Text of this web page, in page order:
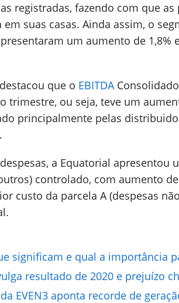
registradas, fazendo com que as
suas casas. Ainda assim, o
um aumento de 1,8%
que o EBITDA
trimestre, ou seja, teve um
principalmente pelas
a Equatorial apresentou
controlado, com aumento
custo da parcela A (despesas
significam e qual a importância
resultado de 2020 e prejuízo
EVEN3 aponta recorde de